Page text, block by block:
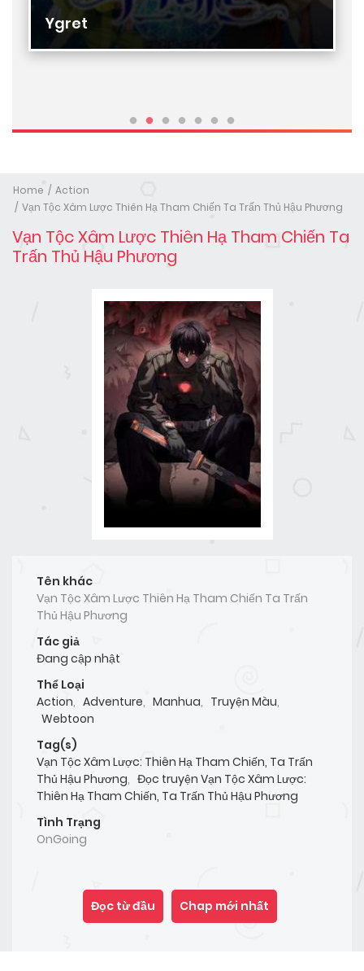
Ygret
Home
Action
Vạn Tộc Xâm Lược Thiên Hạ Tham Chiến Ta Trấn Thủ Hậu Phương
Vạn Tộc Xâm Lược Thiên Hạ Tham Chiến Ta
Trấn Thủ Hậu Phương
Tên khác
Vạn Tộc Xâm Lược Thiên Hạ Tham Chiến Ta Trấn
Thủ Hậu Phương
Tác giả
Đang cập nhật
Thể Loại
Action, Adventure, Manhua, Truyện Màu,
Webtoon
Tag(s)
Vạn Tộc Xâm Lược: Thiên Hạ Tham Chiến, Ta Trấn
Thủ Hậu Phương, Đọc truyện Vạn Tộc Xâm Lược:
Thiên Hạ Tham Chiến, Ta Trấn Thủ Hậu Phương
Tình Trạng
OnGoing
Đọc từ đầu Chap mới nhất